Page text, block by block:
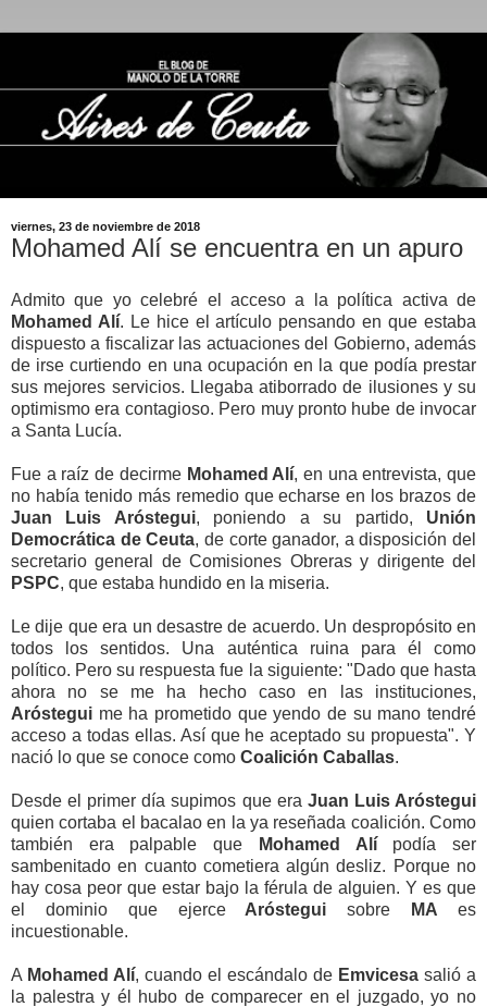
viernes, 23 de noviembre de 2018
Mohamed Alí se encuentra en un apuro
Admito que yo celebré el acceso a la política activa de
Mohamed Alí. Le hice el artículo pensando en que estaba
dispuesto a fiscalizar las actuaciones del Gobierno, además
de irse curtiendo en una ocupación en la que podía prestar
sus mejores servicios. Llegaba atiborrado de ilusiones y su
optimismo era contagioso. Pero muy pronto hube de invocar
a Santa Lucía.
Fue a raíz de decirme Mohamed Alí, en una entrevista, que
no había tenido más remedio que echarse en los brazos de
Juan Luis Aróstegui, poniendo a su partido, Unión
Democrática de Ceuta, de corte ganador, a disposición del
secretario general de Comisiones Obreras y dirigente del
PSPC, que estaba hundido en la miseria.
Le dije que era un desastre de acuerdo. Un despropósito en
todos los sentidos. Una auténtica ruina para él como
político. Pero su respuesta fue la siguiente: "Dado que hasta
ahora no se me ha hecho caso en las instituciones,
Aróstegui me ha prometido que yendo de su mano tendré
acceso a todas ellas. Así que he aceptado su propuesta". Y
nació lo que se conoce como Coalición Caballas.
Desde el primer día supimos que era Juan Luis Aróstegui
quien cortaba el bacalao en la ya reseñada coalición. Como
también era palpable que
Mohamed Alípodía ser
sambenitado en cuanto cometiera algún desliz. Porque no
hay cosa peor que estar bajo la férula de alguien. Y es que
el dominio que ejerceAróstegui sobre MAes
incuestionable.
A Mohamed Alí, cuando el escándalo de Emvicesa salió a
la palestra y él hubo de comparecer en el juzgado, yo no